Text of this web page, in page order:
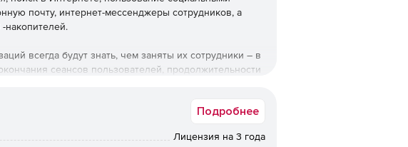
почту, интернет-мессенджеры сотрудников, а
накопителей.
всегда будут знать, чем заняты их сотрудники – в
сеансов пользователей, продолжительности
возможность использовать офисные веб-камеры в
Подробнее
Лицензия на 3 года